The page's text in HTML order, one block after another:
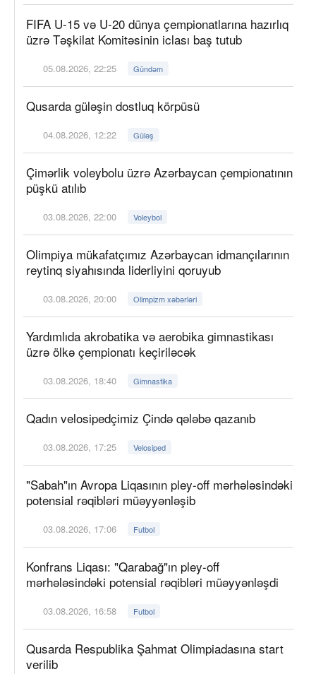
FIFA U-15 və U-20 dünya çempionatlarına hazırlıq
üzrə Təşkilat Komitəsinin iclası baş tutub
05.08.2026, 22:25 Gündəm
Qusarda güləşin dostluq körpüsü
04.08.2026, 12:22 Güləş
Çimərlik voleybolu üzrə Azərbaycan çempionatının
püşkü atılıb
03.08.2026, 22:00 Voleybol
Olimpiya mükafatçımız Azərbaycan idmançılarının
reytinq siyahısında liderliyini qoruyub
03.08.2026, 20:00 Olimpizm xəbərləri
Yardımlıda akrobatika və aerobika gimnastikası
üzrə ölkə çempionatı keçiriləcək
03.08.2026, 18:40 Gimnastika
Qadın velosipedçimiz Çində qələbə qazanıb
03.08.2026, 17:25 Velosiped
"Sabah"ın Avropa Liqasının pley-off mərhələsindəki
potensial rəqibləri müəyyənləşib
03.08.2026, 17:06 Futbol
Konfrans Liqası: "Qarabağ"ın pley-off
mərhələsindəki potensial rəqibləri müəyyənləşdi
03.08.2026, 16:58 Futbol
Qusarda Respublika Şahmat Olimpiadasına start
verilib